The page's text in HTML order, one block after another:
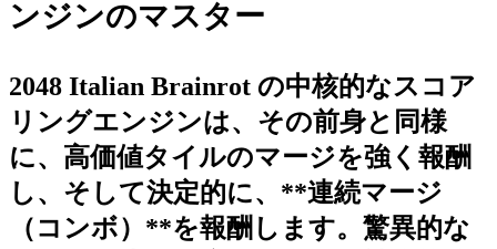
ンジンのマスター
2048 Italian Brainrot の中核的なスコア
リングエンジンは、その前身と同様
に、 高価値タイルのマージを強く報酬
し、そして決定的に、**連続マージ
（コンボ）**を報酬します。驚異的な